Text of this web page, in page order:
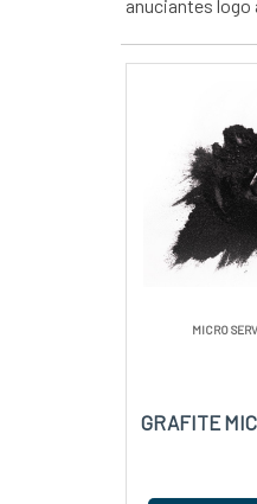
anuciantes logo
MICRO
GRAFITE